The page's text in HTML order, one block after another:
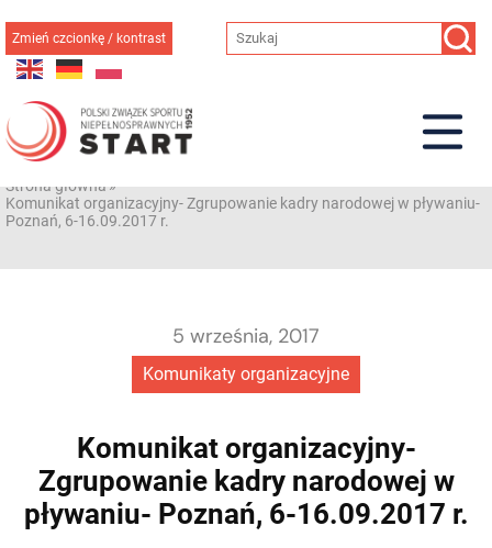
do
treści
Zmień czcionkę / kontrast
Strona główna»
Komunikat organizacyjny- Zgrupowanie kadry narodowej w pływaniu-
Poznań, 6-16.09.2017 r.
Komunikaty organizacyjne
5 września, 2017
Komunikat organizacyjny-
Zgrupowanie kadry narodowej w
pływaniu- Poznań, 6-16.09.2017 r.